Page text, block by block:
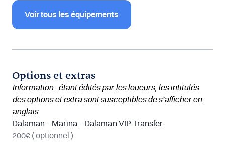
Voir tous les équipements
Options et extras
Information : étant édités par les loueurs, les intitulés
des options et extra sont susceptibles de s’afficher en
anglais.
Dalaman – Marina – Dalaman VIP Transfer
200€ ( optionnel )